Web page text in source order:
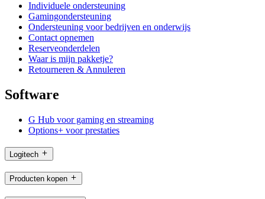
Individuele ondersteuning
Gamingondersteuning
Ondersteuning voor bedrijven en onderwijs
Contact opnemen
Reserveonderdelen
Waar is mijn pakketje?
Retourneren & Annuleren
Software
G Hub voor gaming en streaming
Options+ voor prestaties
Logitech
Producten kopen